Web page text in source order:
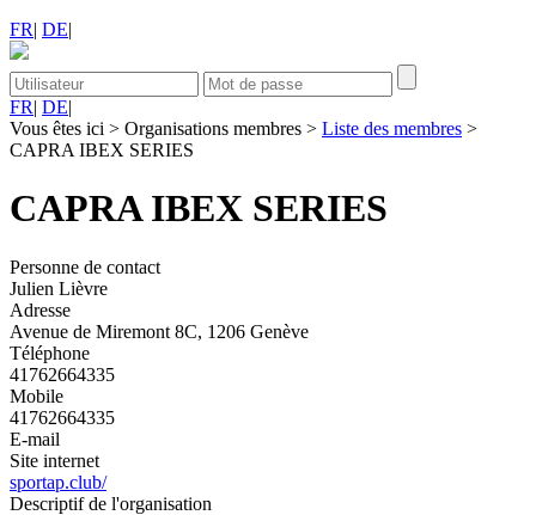
FR| DE|
FR| DE|
Vous êtes ici > Organisations membres > Liste des membres >
CAPRA IBEX SERIES
CAPRA IBEX SERIES
Personne de contact
Julien Lièvre
Adresse
Avenue de Miremont 8C, 1206 Genève
Téléphone
41762664335
Mobile
41762664335
E-mail
Site internet
sportap.club/
Descriptif de l'organisation